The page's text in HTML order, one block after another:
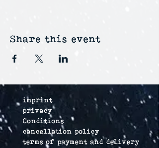
Share this event
imprint
privacy
Conditions
cancellation policy
terms of payment and delivery